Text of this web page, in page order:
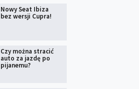
Nowy Seat Ibiza
bez wersji Cupra!
Czy można stracić
auto za jazdę po
pijanemu?